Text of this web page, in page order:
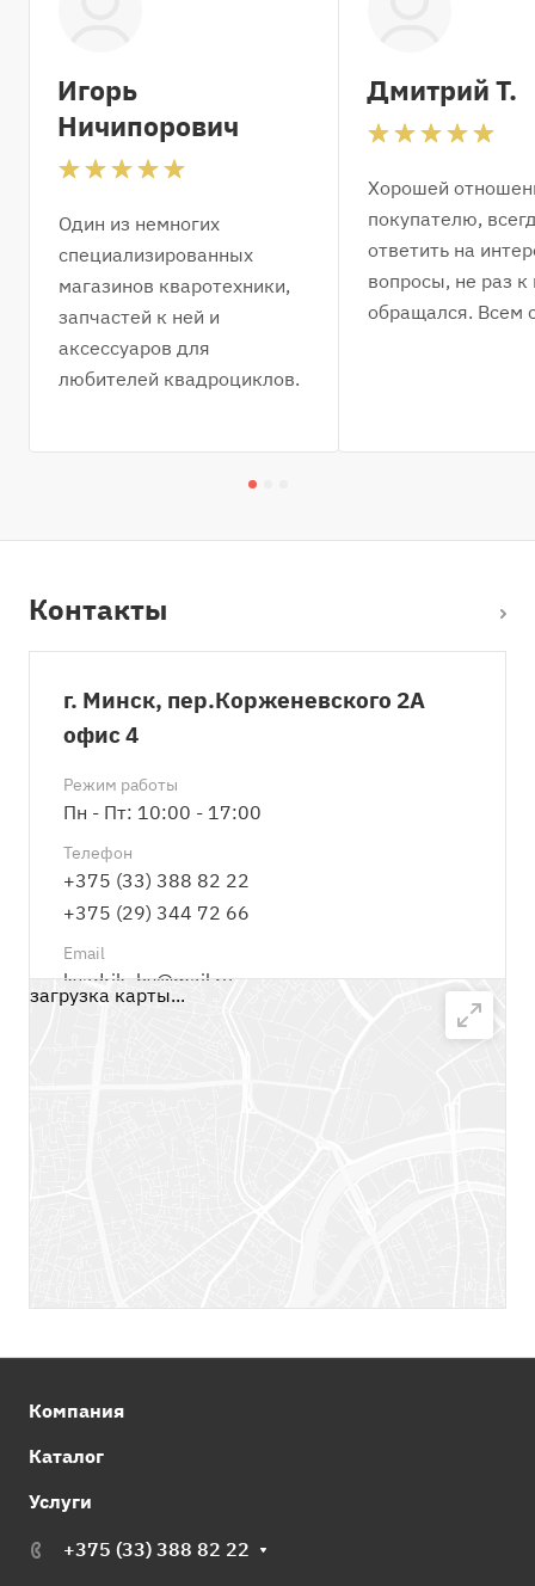
Игорь
Ничипорович
Один из немногих
специализированных
магазинов кваротехники,
запчастей к ней и
аксессуаров для
любителей квадроциклов.
Дмитрий Т.
Хорошей
покупателю,
ответить на
вопросы, не раз к
обращался. Всем
Контакты
г. Минск, пер.Корженевского 2А
офис 4
Режим работы
Пн - Пт: 10:00 - 17:00
Телефон
+375 (33) 388 82 22
+375 (29) 344 72 66
Email
kvadrik_by@mail.ru
загрузка карты...
Компания
Каталог
Услуги
+375 (33) 388 82 22